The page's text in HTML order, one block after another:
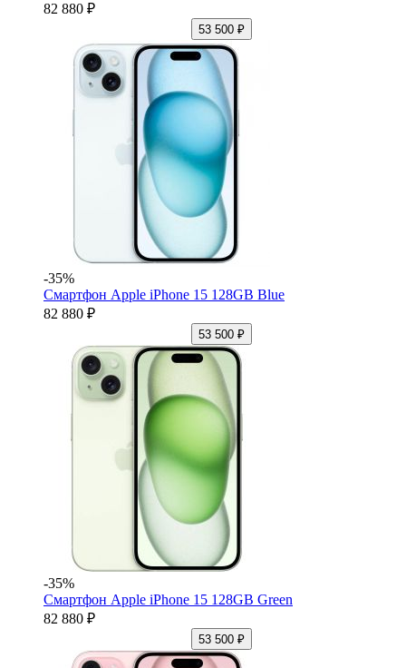
82 880 ₽
53 500 ₽
-35%
Смартфон Apple iPhone 15 128GB Blue
82 880 ₽
53 500 ₽
-35%
Смартфон Apple iPhone 15 128GB Green
82 880 ₽
53 500 ₽